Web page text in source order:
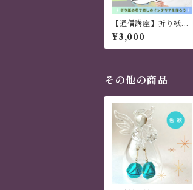
【通信講座】折り紙レ
ッスン 夏にピッタ
リ！涼やかな「柿の花
の置き飾り」
¥3,000
その他の商品